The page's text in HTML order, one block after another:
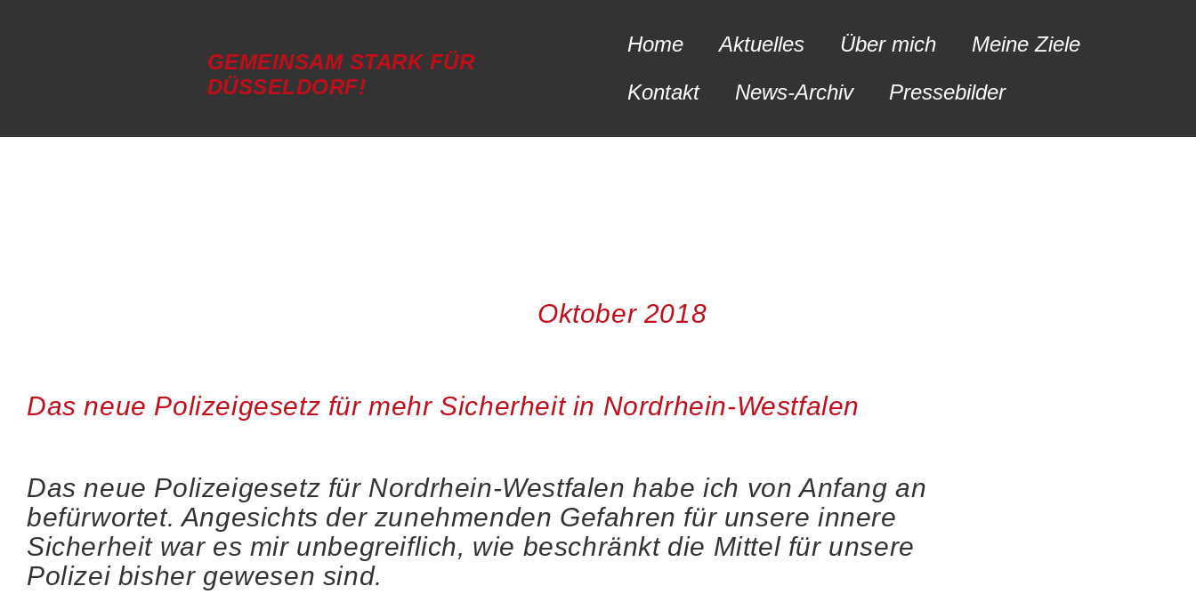
GEMEINSAM STARK FÜR
DÜSSELDORF!
Home Aktuelles Über mich
Meine Ziele
Kontakt
News-Archiv Pressebilder
Oktober 2018
Das neue Polizeigesetz für mehr Sicherheit in Nordrhein-Westfalen
Das neue Polizeigesetz für Nordrhein-Westfalen habe ich von Anfang an
befürwortet. Angesichts der zunehmenden Gefahren für unsere innere
Sicherheit war es mir unbegreiflich, wie beschränkt die Mittel für unsere
Polizei bisher gewesen sind.